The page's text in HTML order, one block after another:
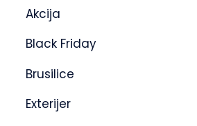
Akcija
Black Friday
Brusilice
Exterijer